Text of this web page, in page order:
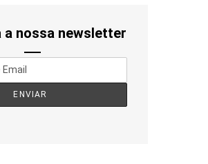
a nossa newsletter